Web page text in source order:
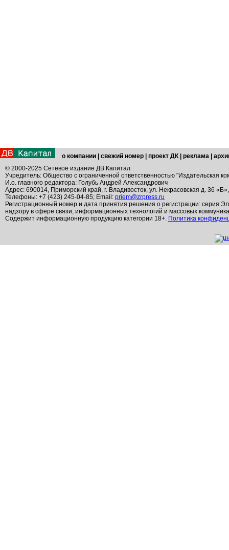
о компании свежий номер проект ДК реклама
© 2000-2025 Сетевое издание ДВ Капитал
Учредитель: Общество с ограниченной ответственностью "Издательская
И.о. главного редактора: Голубь Андрей Александрович
Адрес: 690014, Приморский край, г. Владивосток, ул. Некрасовская д. 36
Телефоны: +7 (423) 245-04-85; Email: priem@zrpress.ru
Регистрационный номер и дата принятия решения о регистрации: серия
надзору в сфере связи, информационных технологий и массовых
Содержит информационную продукцию категории 18+. Политика